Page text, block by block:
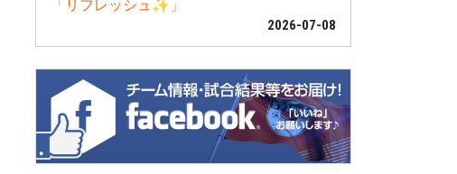
「リフレッシュ✨」
2026-07-08